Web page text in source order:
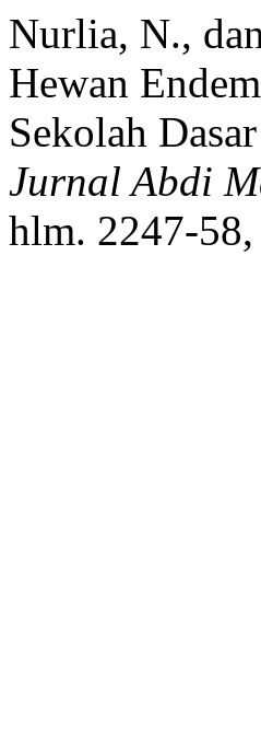
Nurlia, N.,
Hewan
Sekolah
Jurnal Abdi
hlm. 2247-